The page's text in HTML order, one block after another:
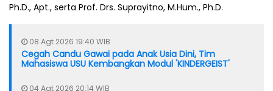
Ph.D., Apt., serta Prof. Drs. Suprayitno, M.Hum., Ph.D.
08 Agt 2026 19:40 WIB
Cegah Candu Gawai pada Anak Usia Dini, Tim
Mahasiswa USU Kembangkan Modul 'KINDERGEIST'
04 Agt 2026 20:14 WIB